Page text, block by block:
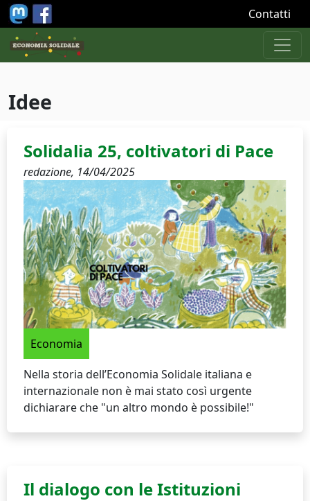
Salta al contenuto principale Contatti
Idee
Solidalia 25, coltivatori di Pace
redazione, 14/04/2025
Economia
Nella storia dell’Economia Solidale italiana e
internazionale non è mai stato così urgente
dichiarare che "un altro mondo è possibile!"
Il dialogo con le Istituzioni